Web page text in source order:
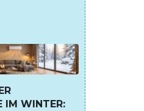
IM WINTER: